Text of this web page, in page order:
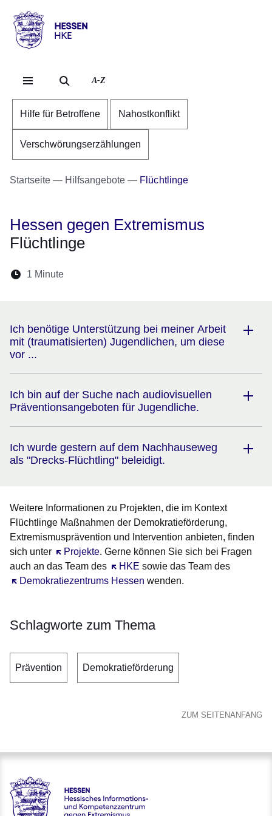
Hessen
HKE
A-Z
Hilfe für Betroffene Nahostkonflikt
Verschwörungserzählungen
Startseite Hilfsangebote Flüchtlinge
Hessen gegen Extremismus
Flüchtlinge
Lesedauer:
1 Minute
Ich benötige Unterstützung bei meiner Arbeit
mit (traumatisierten) Jugendlichen, um diese
vor ...
Ich bin auf der Suche nach audiovisuellen
Präventionsangeboten für Jugendliche.
Ich wurde gestern auf dem Nachhauseweg
als "Drecks-Flüchtling" beleidigt.
Weitere Informationen zu Projekten, die im Kontext
Flüchtlinge Maßnahmen der Demokratieförderung,
Extremismusprävention und Intervention anbieten, finden
sich unter
Projekte
Öffnet sich in einem neuen Fenster
. Gerne können Sie sich bei Fragen
auch an das Team des
HKE
Öffnet sich in einem neuen Fenster
sowie das Team des
Demokratiezentrums Hessen
Öffnet sich in einem neuen Fensterwenden.
Schlagworte zum Thema
Prävention Demokratieförderung
ZUM SEITENANFANG